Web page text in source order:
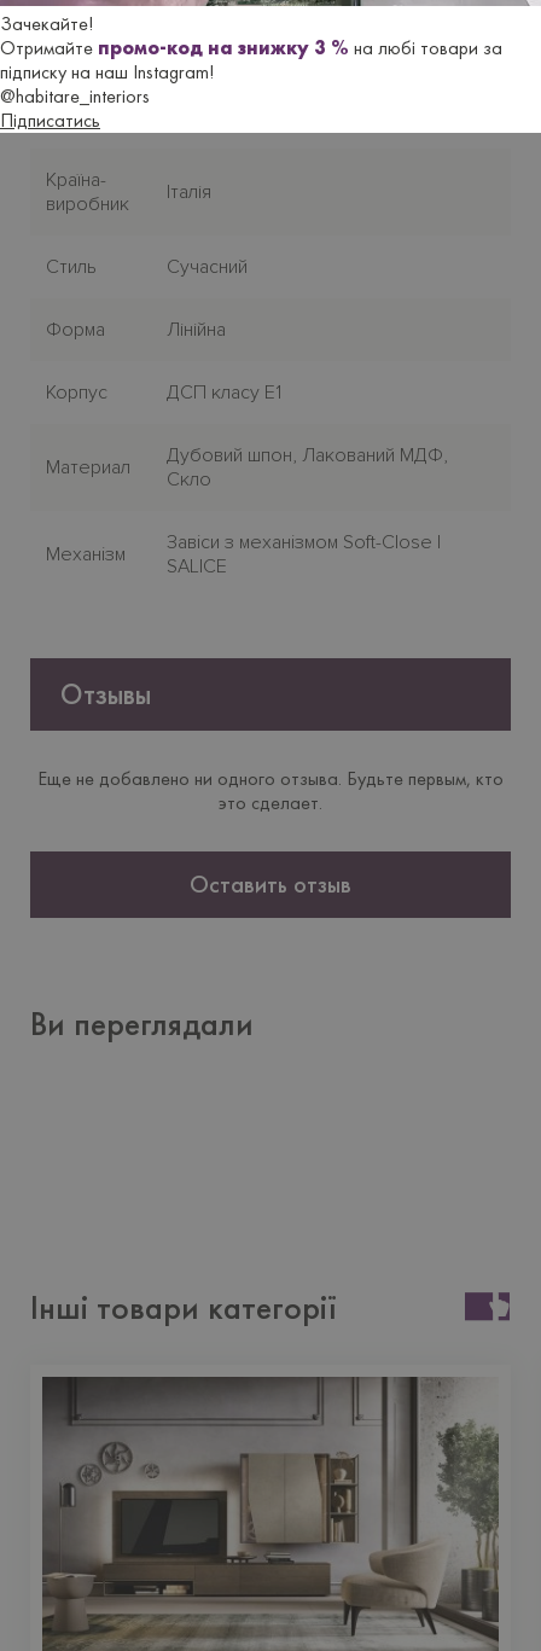
Зачекайте!
Отримайте промо-код на знижку 3 % на любі товари за
підписку на наш Instagram!
@habitare_interiors
Підписатись
Характеристики
Бренд
Країна-
виробник
Італія
Стиль Сучасний
Форма Лінійна
Корпус ДСП класу E1
Материал
Дубовий шпон, Лакований МДФ,
Скло
Механiзм
Завiси з механiзмом Soft-Close |
SALICE
Отзывы
Еще не добавлено ни одного отзыва. Будьте первым, кто
это сделает.
Оставить отзыв
Ви переглядали
Інші товари категорії